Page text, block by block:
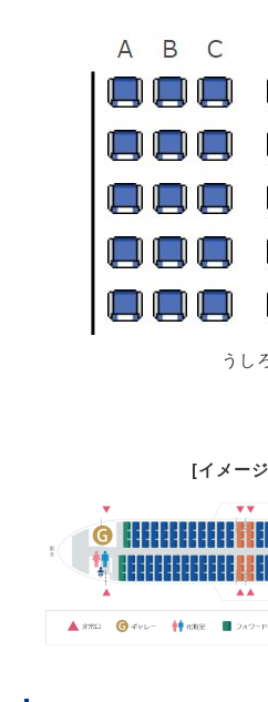
うし
[イメー